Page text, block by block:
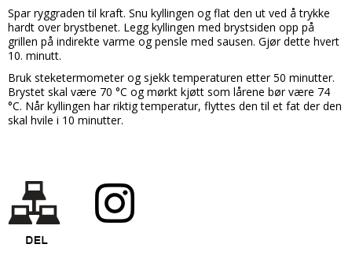
Spar ryggraden til kraft. Snu kyllingen og flat den ut ved å trykke
hardt over brystbenet. Legg kyllingen med brystsiden opp på
grillen på indirekte varme og pensle med sausen. Gjør dette hvert
10. minutt.
Bruk steketermometer og sjekk temperaturen etter 50 minutter.
Brystet skal være 70 °C og mørkt kjøtt som lårene bør være 74
°C. Når kyllingen har riktig temperatur, flyttes den til et fat der den
skal hvile i 10 minutter.